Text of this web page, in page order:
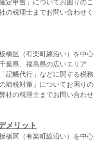
定申告」についてお困りのこ
の税理士までお問い合わせく
橋区（有楽町線沿い）を中心
葉県、福島県の広いエリア
記帳代行」などに関する税務
節税対策」についてお困りの
社の税理士までお問い合わせ
メリット
橋区（有楽町線沿い）を中心